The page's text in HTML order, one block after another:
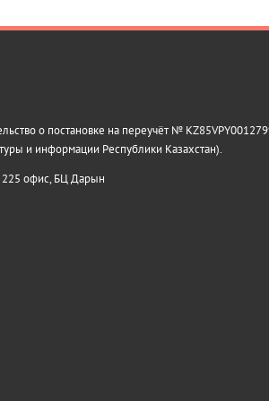
о постановке на переучёт №
и информации Республики Казахстан).
225 офис, БЦ Дарын